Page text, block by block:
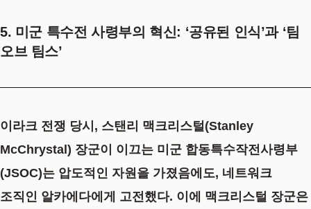
5. 미군 특수전 사령부의 혁신: ‘공유된 인식’과 ‘팀
오브 팀스’
이라크 전쟁 당시, 스탠리 맥크리스털(Stanley
McChrystal) 장군이 이끄는 미군 합동특수작전사령부
(JSOC)는 압도적인 자원을 가졌음에도, 네트워크
조직인 알카에다에게 고전했다. 이에 맥크리스털 장군은